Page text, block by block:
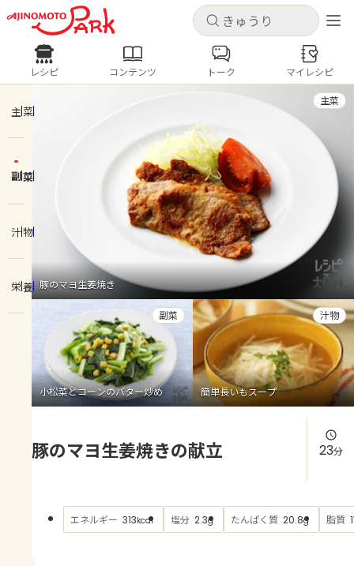
キャンセル
ログインするとレシピを保存できます
ホーム
コンテンツ
レシピ
トーク
よくあるお問い合わせ
お買い物
AJINOMOTO PARK とは
キャンセル
レシピ コンテンツ
人気の食材・レシピ
なす トマト
とうもろこし
みょうが ゴーヤ
レシピ コンテンツ トーク マイレシピ
主菜
副菜
汁物
栄養 豚のマヨ生姜焼き
主菜
小松菜とコーンのバター炒め
副菜
簡単長いもスープ
汁物
豚のマヨ生姜焼きの献立 23分
エネルギー 313kcal 塩分 2.3g たんぱく質 20.8g 脂質